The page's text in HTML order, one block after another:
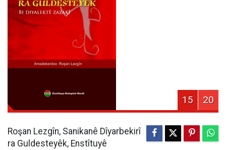
15 20
Roşan Lezgîn, Sanikanê Dîyarbekirî
ra Guldesteyêk, Enstîtuyê